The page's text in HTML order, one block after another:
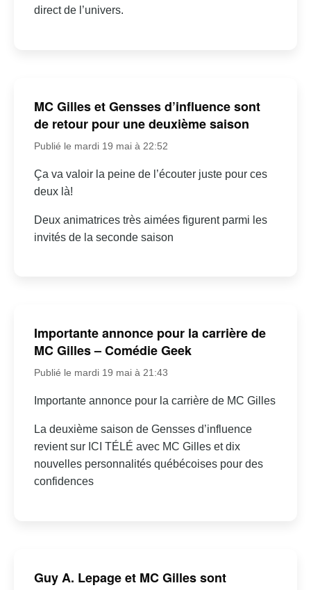
direct de l’univers.
MC Gilles et Gensses d’influence sont
de retour pour une deuxième saison
Publié le mardi 19 mai à 22:52
Ça va valoir la peine de l’écouter juste pour ces
deux là!
Deux animatrices très aimées figurent parmi les
invités de la seconde saison
Importante annonce pour la carrière de
MC Gilles – Comédie Geek
Publié le mardi 19 mai à 21:43
Importante annonce pour la carrière de MC Gilles
La deuxième saison de Gensses d’influence
revient sur ICI TÉLÉ avec MC Gilles et dix
nouvelles personnalités québécoises pour des
confidences
Guy A. Lepage et MC Gilles sont